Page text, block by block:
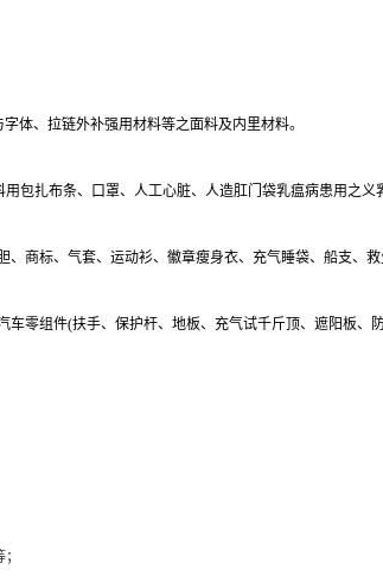
体、拉链外补强用材料等之面料及内里材料。
包扎布条、口罩、人工心脏、人造肛门袋乳瘟病患用之义
商标、气套、运动衫、徽章瘦身衣、充气睡袋、船支、救
零组件(扶手、保护杆、地板、充气试千斤顶、遮阳板